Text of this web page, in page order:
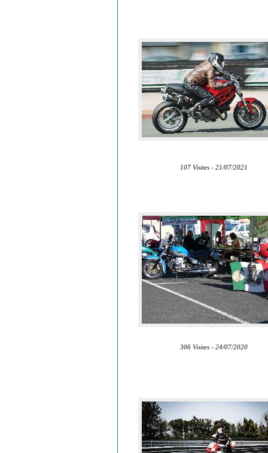
107 Visites - 21/07/2021
306 Visites - 24/07/2020